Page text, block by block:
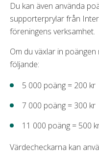
Du kan även använda
supporterprylar från
föreningens verksamhet.
Om du växlar in
följande:
5 000 poäng = 200 kr
7 000 poäng = 300 kr
11 000 poäng = 500
Värdecheckarna kan